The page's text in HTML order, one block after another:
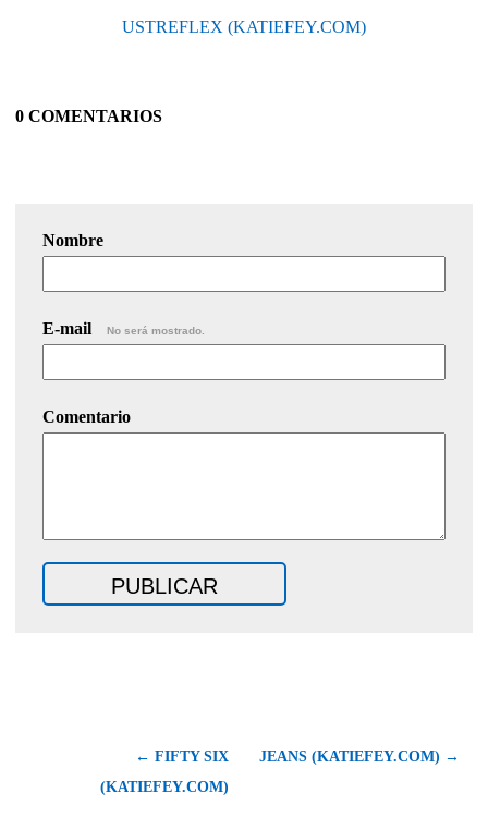
USTREFLEX (KATIEFEY.COM)
0 COMENTARIOS
Nombre
E-mail No será mostrado.
Comentario
← FIFTY SIX
(KATIEFEY.COM)
JEANS (KATIEFEY.COM) →